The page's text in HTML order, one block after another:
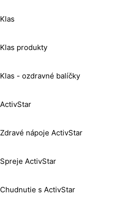
Klas
Klas produkty
Klas - ozdravné balíčky
ActivStar
Zdravé nápoje ActivStar
Spreje ActivStar
Chudnutie s ActivStar